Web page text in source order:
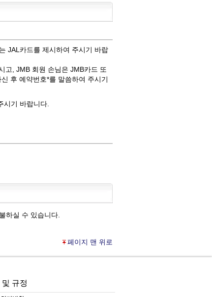
JAL카드를 제시하여 주시기 바랍
고, JMB 회원 손님은 JMB카드 또
후 예약번호*를 말씀하여 주시기
시기 바랍니다.
하실 수 있습니다.
페이지 맨 위로
규정